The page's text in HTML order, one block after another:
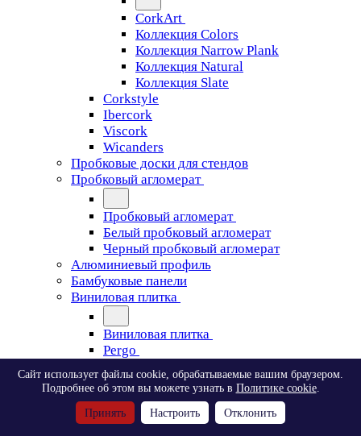
CorkArt
Коллекция Colors
Коллекция Narrow Plank
Коллекция Natural
Коллекция Slate
Corkstyle
Ibercork
Viscork
Wicanders
Пробковые доски для стендов
Пробковый агломерат
Пробковый агломерат
Белый пробковый агломерат
Черный пробковый агломерат
Алюминиевый профиль
Бамбуковые панели
Виниловая плитка
Виниловая плитка
Pergo
Pergo
Classic Plank Optimum Glue
Modern Plank Optimum Glue
Сайт использует файлы cookie, обрабатываемые вашим браузером.
Подробнее об этом вы можете узнать в Политике cookie.
Принять Настроить Отклонить